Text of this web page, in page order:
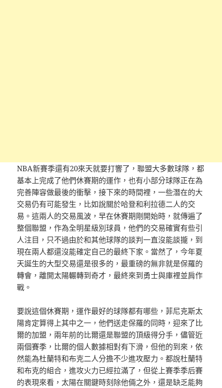
NBA新賽季還有20來天就要打響了，聯盟大多數球隊，都
基本上完成了他們休賽期的運作，也有小部分球隊正在為
完善陣容做最後的衝擊，接下來的時間裡，一些潛在的大
交易仍有可能發生，比如說關於哈登和利拉德二人的交
易。這兩人的交易風波，早在休賽期剛開始時，就傳遍了
整個聯盟，作為全明星級別球員，他們的交易確實有些引
人注目，只不過由於和其他球隊的談判一直沒能談攏，到
現在兩人都還沒能確定自己的最終下家。當然了，今年夏
天誕生的大型交易還是很多的，最重磅的無非就是保羅的
轉會，離開太陽輾轉到奇才，最終來到勇士與庫裡並肩作
戰。
要說這個休賽期，運作最好的球隊都有哪些，菲尼克斯太
陽肯定算得上其中之一，他們送走保羅的同時，迎來了比
爾的加盟，兩年前的比爾還是聯盟的頂級得分手，儘管近
兩個賽季，比爾的個人數據相對有下滑，但他的到來，依
然能為杜蘭特和布克二人分擔不少進攻壓力。都說杜蘭特
和布克的組合，進攻火力已經拉滿了，但從上賽季季后賽
的表現來看，太陽在關鍵時刻除他倆之外，還是缺乏能夠